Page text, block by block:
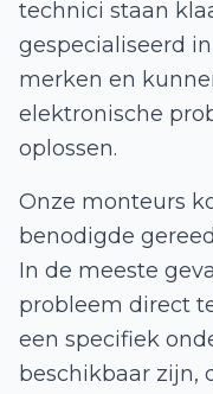
technici staan
gespecialiseerd
merken en
elektronische
oplossen.
Onze monteurs
benodigde
In de meeste
probleem direct
een specifiek
beschikbaar zijn,